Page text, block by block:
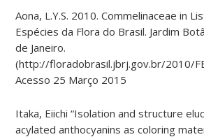
Aona, L.Y.S. 2010. Commelinaceae in
Espécies da Flora do Brasil. Jardim
de Janeiro.
(http://floradobrasil.jbrj.gov.br/2010/
Acesso 25 Março 2015
Itaka, Eiichi “Isolation and structure
acylated anthocyanins as coloring